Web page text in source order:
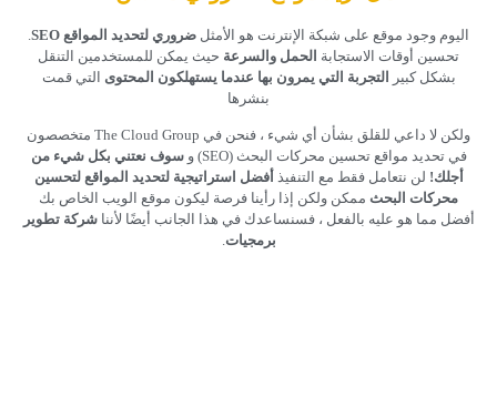
اليوم وجود موقع على شبكة الإنترنت هو الأمثل ضروري لتحديد المواقع SEO
.
تحسين أوقات الاستجابة الحمل والسرعة حيث يمكن للمستخدمين التنقل
بشكل كبير
التجربة التي يمرون بها عندما يستهلكون المحتوى التي قمت
بنشرها
ولكن لا داعي للقلق بشأن أي شيء ، فنحن في The Cloud Group متخصصون
في تحديد مواقع تحسين محركات البحث (SEO) و
سوف نعتني بكل شيء من
أجلك! لن نتعامل فقط مع التنفيذ أفضل استراتيجية لتحديد المواقع لتحسين
محركات البحث ممكن ولكن إذا رأينا فرصة ليكون موقع الويب الخاص بك
أفضل مما هو عليه بالفعل ، فسنساعدك في هذا الجانب أيضًا لأنناشركة تطوير
برمجيات.